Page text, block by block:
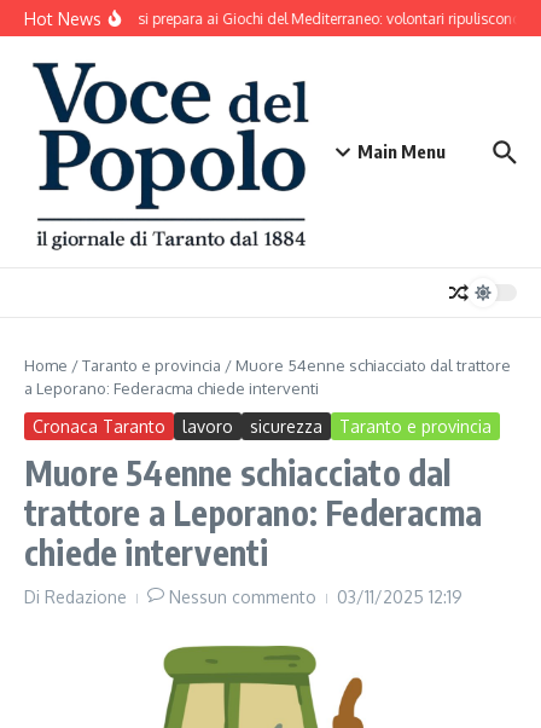
Salta al contenuto
Hot NewsTaranto si prepara ai Giochi del Mediterraneo: volontari ripuliscono
Main Menu
Home /Taranto e provincia / Muore 54enne schiacciato dal trattore
a Leporano: Federacma chiede interventi
Cronaca Taranto lavoro sicurezza Taranto e provincia
Muore 54enne schiacciato dal
trattore a Leporano: Federacma
chiede interventi
Di Redazione Nessun commento 03/11/2025 12:19